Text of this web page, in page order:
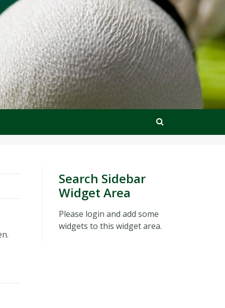
Search Sidebar
Widget Area
Please login and add some
widgets to this widget area.